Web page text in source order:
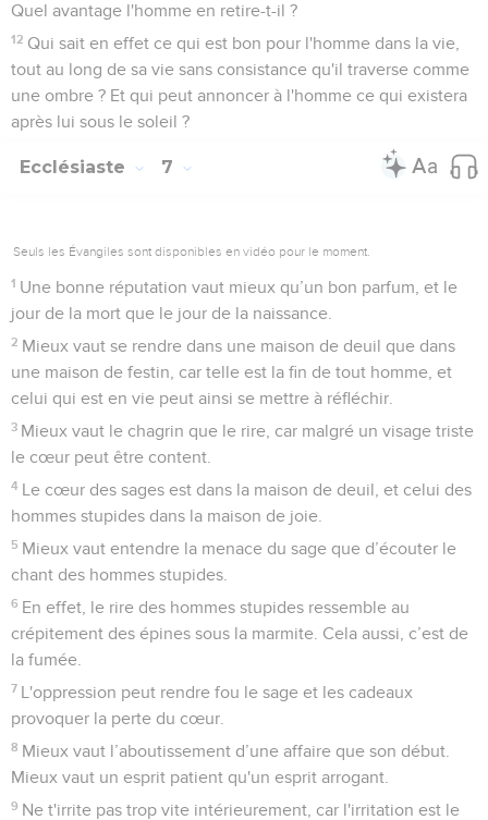
Quel avantage l'homme en retire-t-il ?
12 Qui sait en effet ce qui est bon pour l'homme dans la vie,
tout au long de sa vie sans consistance qu'il traverse comme
une ombre ? Et qui peut annoncer à l'homme ce qui existera
après lui sous le soleil ?
Ecclésiaste 7
Seuls les Évangiles sont disponibles en vidéo pour le moment.
1 Une bonne réputation vaut mieux qu’un bon parfum, et le
jour de la mort que le jour de la naissance.
2 Mieux vaut se rendre dans une maison de deuil que dans
une maison de festin, car telle est la fin de tout homme, et
celui qui est en vie peut ainsi se mettre à réfléchir.
3 Mieux vaut le chagrin que le rire, car malgré un visage triste
le cœur peut être content.
4 Le cœur des sages est dans la maison de deuil, et celui des
hommes stupides dans la maison de joie.
5 Mieux vaut entendre la menace du sage que d’écouter le
chant des hommes stupides.
6 En effet, le rire des hommes stupides ressemble au
crépitement des épines sous la marmite. Cela aussi, c’est de
la fumée.
7 L'oppression peut rendre fou le sage et les cadeaux
provoquer la perte du cœur.
8 Mieux vaut l’aboutissement d’une affaire que son début.
Mieux vaut un esprit patient qu'un esprit arrogant.
9 Ne t'irrite pas trop vite intérieurement, car l'irritation est le